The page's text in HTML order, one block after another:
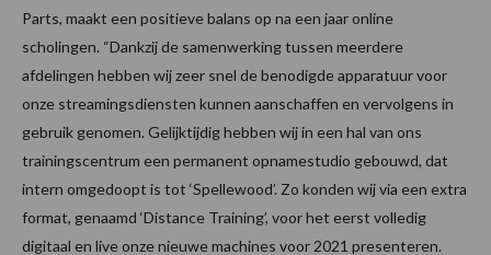
Parts, maakt een positieve balans op na een jaar online
scholingen. “Dankzij de samenwerking tussen meerdere
afdelingen hebben wij zeer snel de benodigde apparatuur voor
onze streamingsdiensten kunnen aanschaffen en vervolgens in
gebruik genomen. Gelijktijdig hebben wij in een hal van ons
trainingscentrum een permanent opnamestudio gebouwd, dat
intern omgedoopt is tot ‘Spellewood’. Zo konden wij via een extra
format, genaamd ‘Distance Training’, voor het eerst volledig
digitaal en live onze nieuwe machines voor 2021 presenteren.